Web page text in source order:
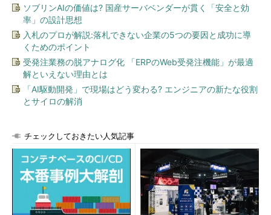
ソブリンAIの価値は? 国産サーバベンダーが貫く「安全と効
率」の設計思想
入札のプロが解説:落札できない企業の5つの要因と成功に導
くためのポイント
受発注業務の脱アナログ化 「ERPのWeb受発注機能」が最適
解といえない理由とは
「AI駆動開発」で現場はどう変わる? エンジニアの新たな役割
とサイロの解消
チェックしておきたい人気記事